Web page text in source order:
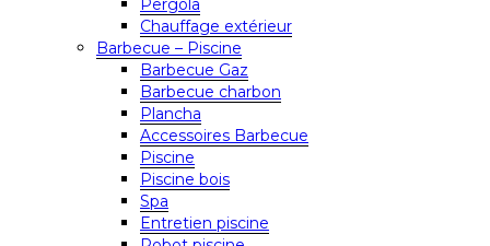
Pergola
Chauffage extérieur
Barbecue – Piscine
Barbecue Gaz
Barbecue charbon
Plancha
Accessoires Barbecue
Piscine
Piscine bois
Spa
Entretien piscine